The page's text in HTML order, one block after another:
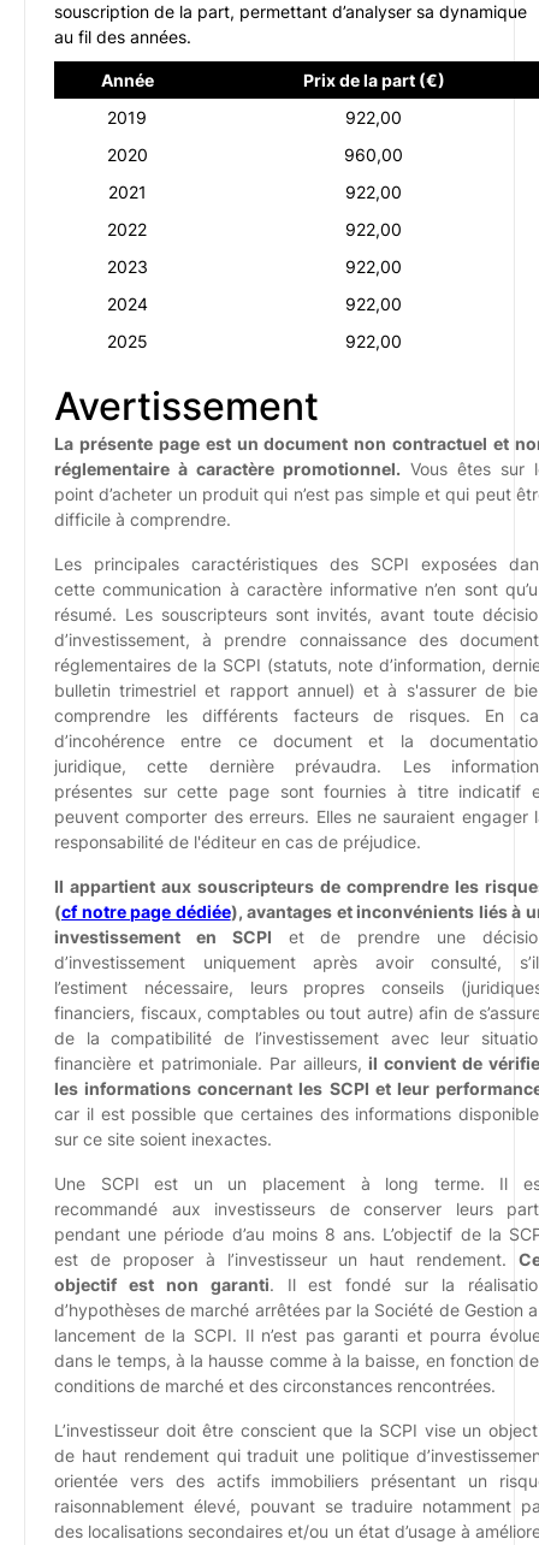
souscription de la part, permettant d’analyser sa dynamique
au fil des années.
Année
Prix de la part (€)
2019
922,00
2020
960,00
2021
922,00
2022
922,00
2023
922,00
2024
922,00
2025
922,00
Avertissement
La présente page est un document non contractuel et
réglementaire à caractère promotionnel. Vous êtes sur
point d’acheter un produit qui n’est pas simple et qui peut
difficile à comprendre.
Les principales caractéristiques des SCPI exposées
cette communication à caractère informative n’en sont
résumé. Les souscripteurs sont invités, avant toute
d’investissement, à prendre connaissance des
réglementaires de la SCPI (statuts, note d’information,
bulletin trimestriel et rapport annuel) et à s'assurer de
comprendre les différents facteurs de risques. En
d’incohérence entre ce document et la
juridique, cette dernière prévaudra. Les
présentes sur cette page sont fournies à titre indicatif
peuvent comporter des erreurs. Elles ne sauraient engager
responsabilité de l'éditeur en cas de préjudice.
Il appartient aux souscripteurs de comprendre les
(cf notre page dédiée), avantages et inconvénients liés à
investissement en SCPI et de prendre une
d’investissement uniquement après avoir consulté,
l’estiment nécessaire, leurs propres conseils
financiers, fiscaux, comptables ou tout autre) afin de
de la compatibilité de l’investissement avec leur
financière et patrimoniale. Par ailleurs,il convient de
les informations concernant les SCPI et leur
car il est possible que certaines des informations
sur ce site soient inexactes.
Une SCPI est un un placement à long terme. Il
recommandé aux investisseurs de conserver leurs
pendant une période d’au moins 8 ans. L’objectif de la
est de proposer à l’investisseur un haut rendement.
objectif est non garanti. Il est fondé sur la
d’hypothèses de marché arrêtées par la Société de Gestion
lancement de la SCPI. Il n’est pas garanti et pourra
dans le temps, à la hausse comme à la baisse, en fonction
conditions de marché et des circonstances rencontrées.
L’investisseur doit être conscient que la SCPI vise un
de haut rendement qui traduit une politique
orientée vers des actifs immobiliers présentant un
raisonnablement élevé, pouvant se traduire notamment
des localisations secondaires et/ou un état d’usage à